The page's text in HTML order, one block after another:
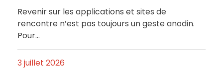
Revenir sur les applications et sites de
rencontre n’est pas toujours un geste anodin.
Pour…
3 juillet 2026